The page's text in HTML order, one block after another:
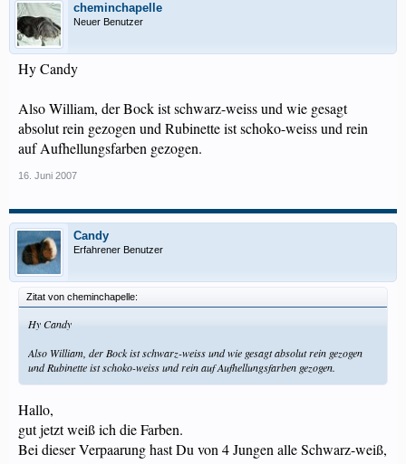
cheminchapelle
Neuer Benutzer
Hy Candy
Also William, der Bock ist schwarz-weiss und wie gesagt
absolut rein gezogen und Rubinette ist schoko-weiss und rein
auf Aufhellungsfarben gezogen.
16. Juni 2007
Candy
Erfahrener Benutzer
Zitat von cheminchapelle:
Hy Candy
Also William, der Bock ist schwarz-weiss und wie gesagt absolut rein gezogen
und Rubinette ist schoko-weiss und rein auf Aufhellungsfarben gezogen.
Hallo,
gut jetzt weiß ich die Farben.
Bei dieser Verpaarung hast Du von 4 Jungen alle Schwarz-weiß,